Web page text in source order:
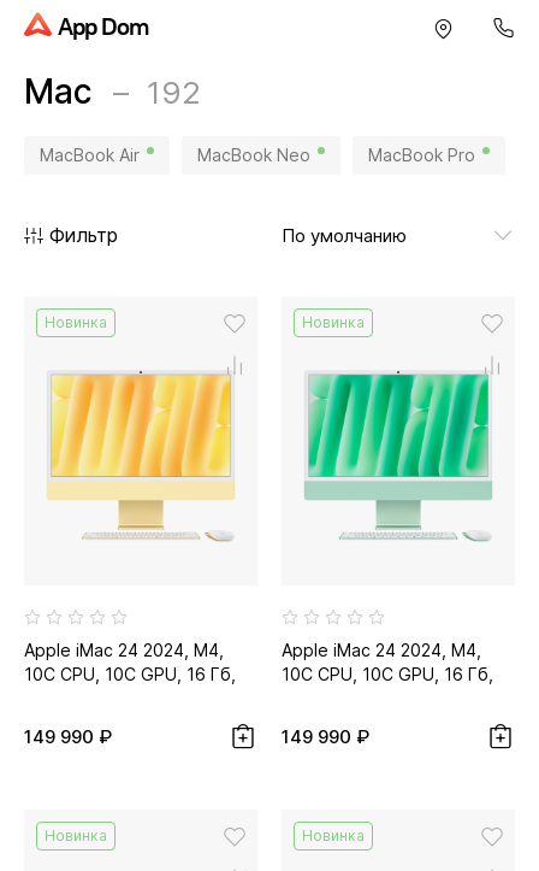
App Dom
Mac 192
MacBook Air MacBook Neo MacBook Pro
Новинка
Apple iMac 24 2024, M4,
10C CPU, 10C GPU, 16 Гб,
149 990 ₽
Новинка
Apple iMac 24 2024, M4,
10C CPU, 10C GPU, 16 Гб,
149 990 ₽
Новинка Новинка
Фильтр